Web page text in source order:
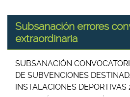
Subsanación errores
extraordinaria
SUBSANACIÓN
DE SUBVENCIONES
INSTALACIONES DEPORTIVAS